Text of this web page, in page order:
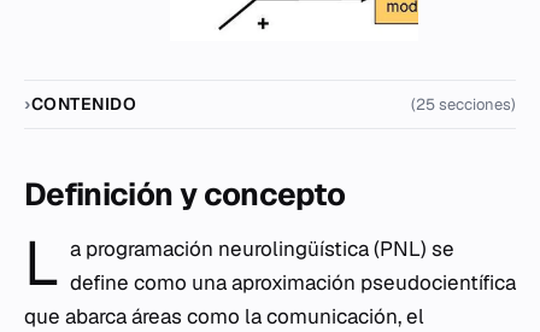
CONTENIDO (25 secciones)
Definición y concepto
L a programación neurolingüística (PNL) se
define como una aproximación pseudocientífica
que abarca áreas como la comunicación, el